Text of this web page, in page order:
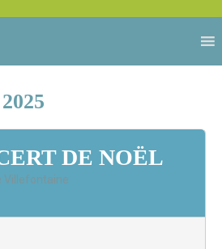
DE NOËL
Villefontaine